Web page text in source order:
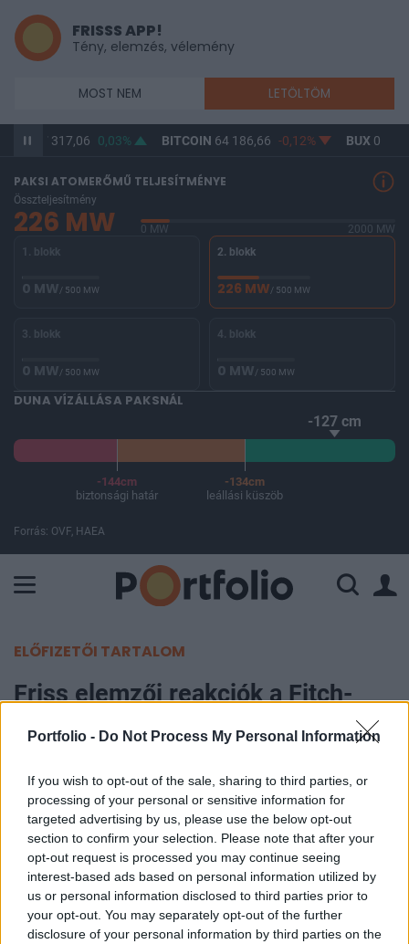
Portfolio - Do Not Process My Personal Information
If you wish to opt-out of the sale, sharing to third parties, or
processing of your personal or sensitive information for
targeted advertising by us, please use the below opt-out
section to confirm your selection. Please note that after your
opt-out request is processed you may continue seeing
interest-based ads based on personal information utilized by
us or personal information disclosed to third parties prior to
your opt-out. You may separately opt-out of the further
disclosure of your personal information by third parties on the
FRISSS APP!
Tény, elemzés, vélemény
MOST NEM LETÖLTÖM
HUF 317,06 0,03% BITCOIN64 186,66 -0,12% BUX0
PAKSI ATOMERŐMŰ TELJESÍTMÉNYE
Összteljesítmény
226 MW 0 MW
2000 MW
1. blokk
0 MW/ 500 MW
2. blokk
226 MW/ 500 MW
3. blokk
0 MW/ 500 MW
4. blokk
0 MW/ 500 MW
DUNA VÍZÁLLÁSA PAKSNÁL
-127 cm
-144cm
biztonsági határ
-134cm
leállási küszöb
Forrás: OVF, HAEA
ELŐFIZETŐI TARTALOM
Friss elemzői reakciók a Fitch-
leminősítésre
2005. december 06. 14:50
A mai Fitch-leminősítés nem kedvez a magyar
piac megítélésének, de önmagában a lépés miatt
komoly negatív reakciók nem várhatók. Az újabb
leminősítés bizonyos kényszert kifejthet a
kormányra, de a választásokig bizonyára nem